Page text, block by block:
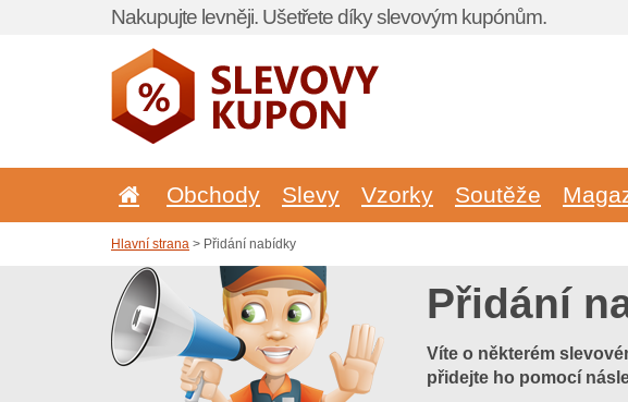
Nakupujte levněji. Ušetřete díky slevovým kupónům.
Obchody Slevy Vzorky Soutěže
Hlavní strana > Přidání nabídky
Přidání
Víte o některém
přidejte ho pomocí